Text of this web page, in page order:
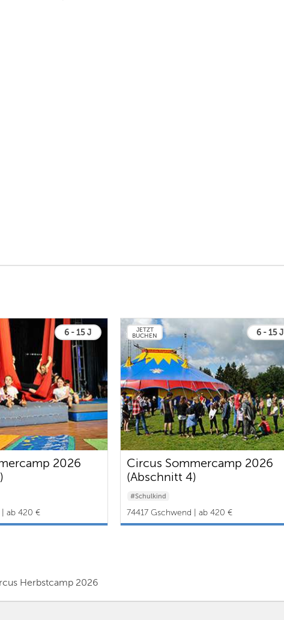
6 - 15 J
2026
| ab 420 €
JETZT
BUCHEN
6 - 15 J
Circus Sommercamp 2026
(Abschnitt 4)
#Schulkind
74417 Gschwend | ab 420 €
Herbstcamp 2026